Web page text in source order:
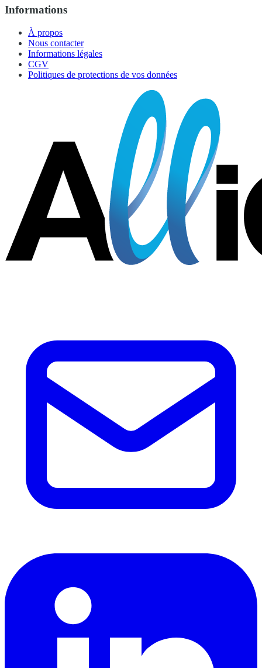
Informations
À propos
Nous contacter
Informations légales
CGV
Politiques de protections de vos données